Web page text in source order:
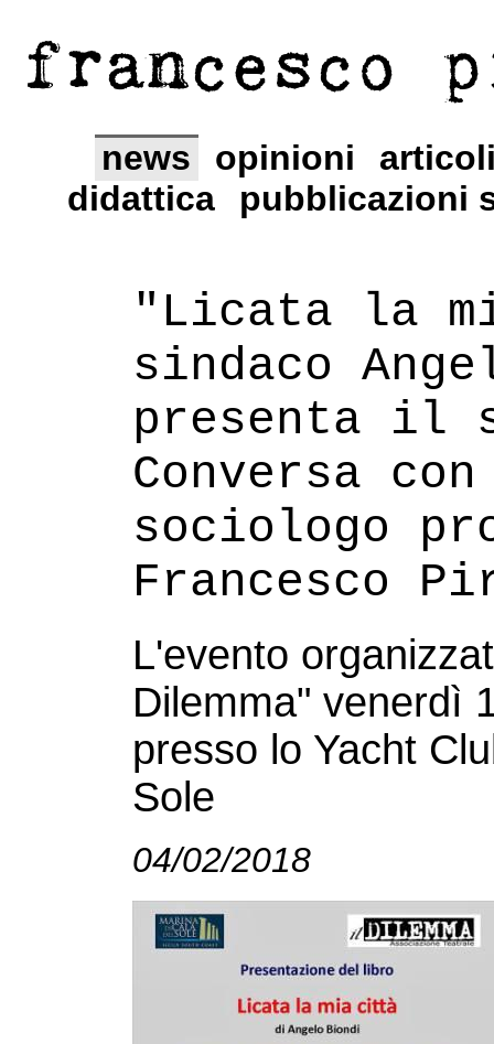
francesco
news opinioni
didattica
pubblicazioni
"Licata la
sindaco
presenta il
Conversa
sociologo
Francesco
L'evento
Dilemma" venerdì
presso lo Yacht
Sole
04/02/2018